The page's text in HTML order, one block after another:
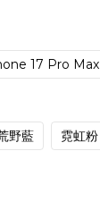
17 Pro Max
野藍 霓虹粉